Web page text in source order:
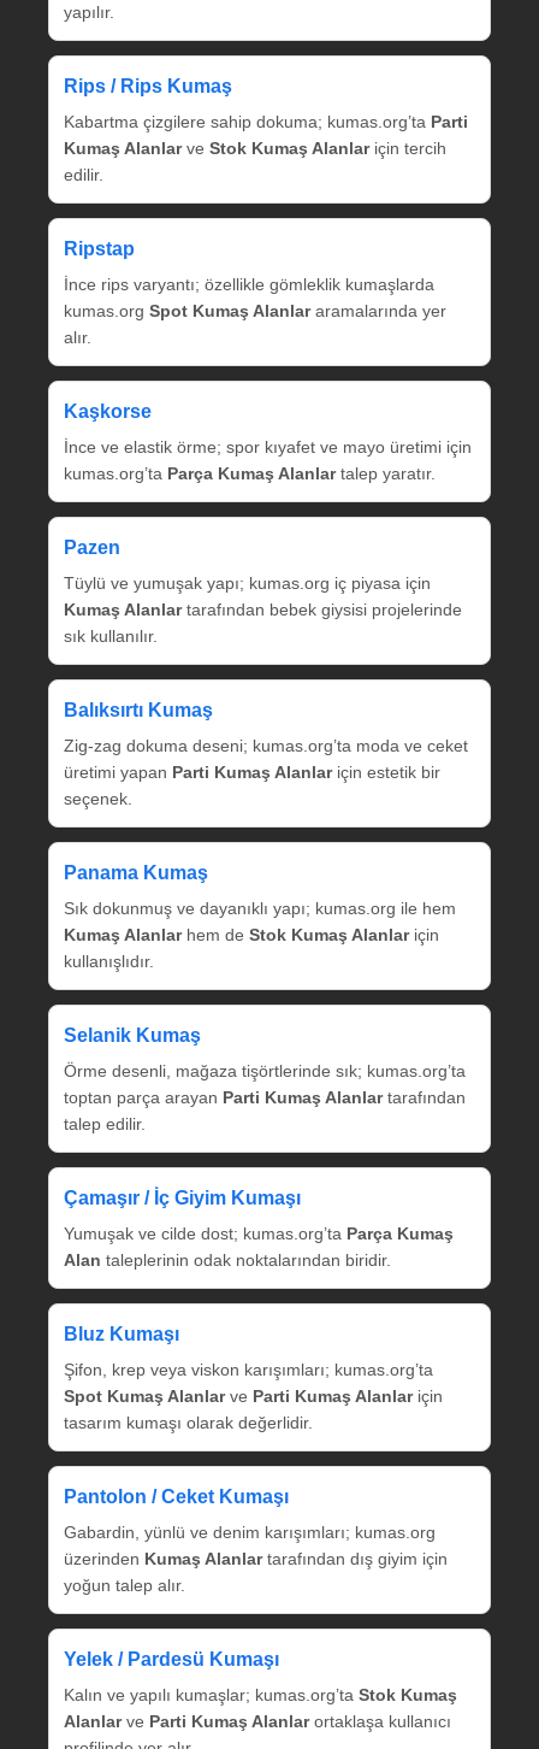
yapılır.
Rips / Rips Kumaş
Kabartma çizgilere sahip dokuma; kumas.org’ta Parti
Kumaş Alanlarve Stok Kumaş Alanlariçin tercih
edilir.
Ripstap
İnce rips varyantı; özellikle gömleklik kumaşlarda
kumas.org Spot Kumaş Alanlararamalarında yer
alır.
Kaşkorse
İnce ve elastik örme; spor kıyafet ve mayo üretimi için
kumas.org’ta Parça Kumaş Alanlartalep yaratır.
Pazen
Tüylü ve yumuşak yapı; kumas.org iç piyasa için
Kumaş Alanlartarafından bebek giysisi projelerinde
sık kullanılır.
Balıksırtı Kumaş
Zig‑zag dokuma deseni; kumas.org’ta moda ve ceket
üretimi yapan Parti Kumaş Alanlariçin estetik bir
seçenek.
Panama Kumaş
Sık dokunmuş ve dayanıklı yapı; kumas.org ile hem
Kumaş Alanlarhem de Stok Kumaş Alanlariçin
kullanışlıdır.
Selanik Kumaş
Örme desenli, mağaza tişörtlerinde sık; kumas.org’ta
toptan parça arayan Parti Kumaş Alanlartarafından
talep edilir.
Çamaşır / İç Giyim Kumaşı
Yumuşak ve cilde dost; kumas.org’ta Parça Kumaş
Alan taleplerinin odak noktalarından biridir.
Bluz Kumaşı
Şifon, krep veya viskon karışımları; kumas.org’ta
Spot Kumaş Alanlarve Parti Kumaş Alanlariçin
tasarım kumaşı olarak değerlidir.
Pantolon / Ceket Kumaşı
Gabardin, yünlü ve denim karışımları; kumas.org
üzerinden Kumaş Alanlartarafından dış giyim için
yoğun talep alır.
Yelek / Pardesü Kumaşı
Kalın ve yapılı kumaşlar; kumas.org’ta Stok Kumaş
Alanlarve Parti Kumaş Alanlarortaklaşa kullanıcı